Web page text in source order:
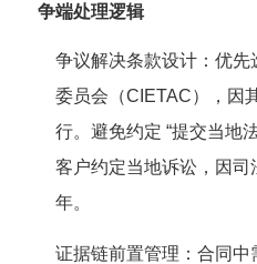
争端处理逻辑
争议解决条款设计：优
委员会（CIETAC），因
行。避免约定 “提交当地
客户约定当地诉讼，因
年。
证据链前置管理：合同